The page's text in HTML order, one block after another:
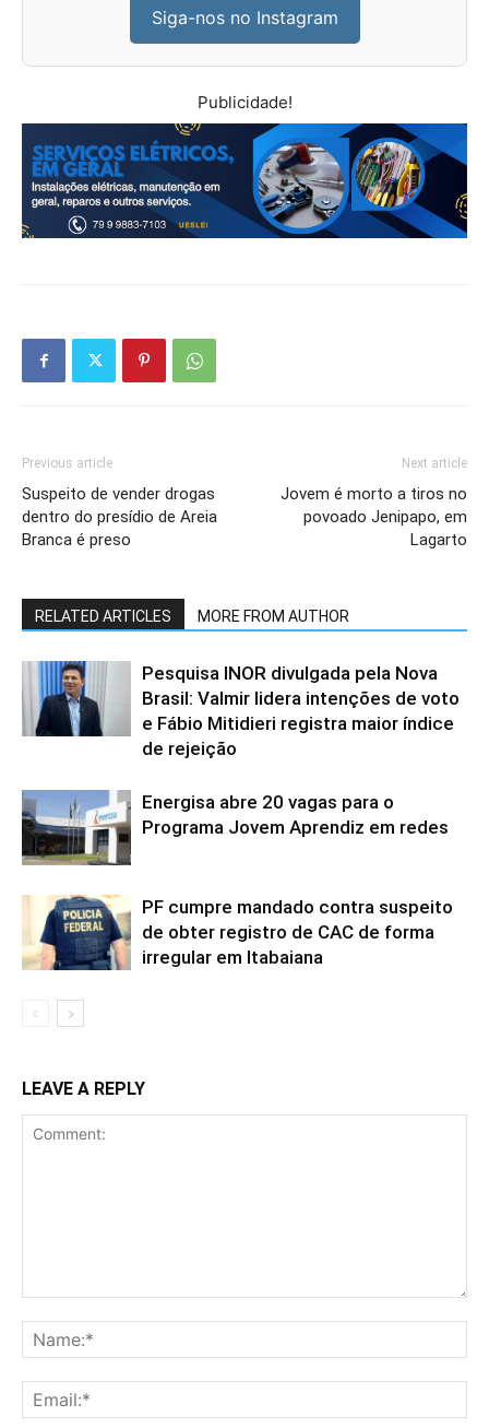
Siga-nos no Instagram
Publicidade!
Previous article
Suspeito de vender drogas
dentro do presídio de Areia
Branca é preso
Next article
Jovem é morto a tiros no
povoado Jenipapo, em
Lagarto
RELATED ARTICLES MORE FROM AUTHOR
Pesquisa INOR divulgada pela Nova
Brasil: Valmir lidera intenções de voto
e Fábio Mitidieri registra maior índice
de rejeição
Energisa abre 20 vagas para o
Programa Jovem Aprendiz em redes
PF cumpre mandado contra suspeito
de obter registro de CAC de forma
irregular em Itabaiana
LEAVE A REPLY